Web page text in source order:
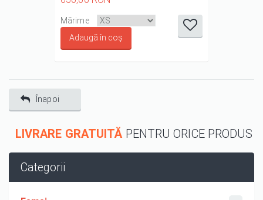
it
1/5
3/5
it
4/5
it
5/5
Mărime
Înapoi
LIVRARE GRATUITĂ PENTRU ORICE PRODUS
Categorii